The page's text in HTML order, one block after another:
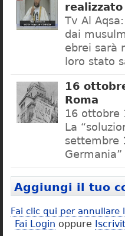
Tv Al
dai
ebrei sarà
loro stato
16
Roma
16 ottobre
La
settembre
Aggiungi il tuo
Fai clic qui per annullare
Fai Login oppure